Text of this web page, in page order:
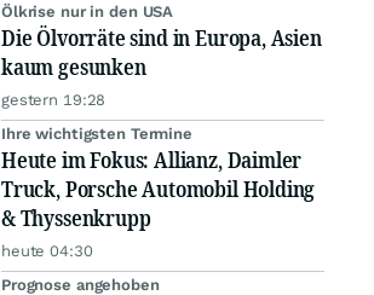
Ölkrise nur in den USA
Die Ölvorräte sind in Europa, Asien
kaum gesunken
gestern 19:28
Ihre wichtigsten Termine
Heute im Fokus: Allianz, Daimler
Truck, Porsche Automobil Holding
& Thyssenkrupp
heute 04:30
Prognose angehoben